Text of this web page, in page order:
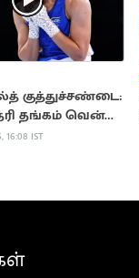
குத்துச்சண்டை:
தங்கம் வென்று
16:08 IST